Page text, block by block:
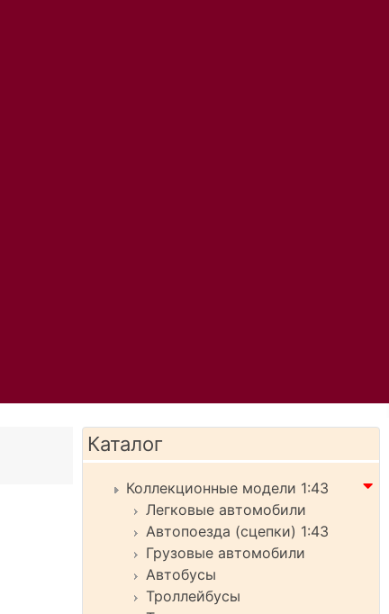
Каталог
Коллекционные модели 1:43
Легковые автомобили
Автопоезда (сцепки) 1:43
Грузовые автомобили
Автобусы
Троллейбусы